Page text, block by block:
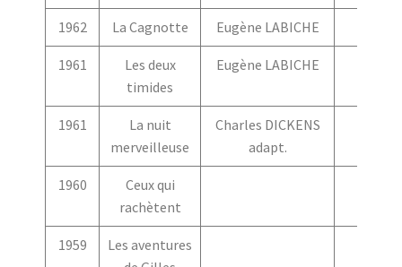
1962 La Cagnotte Eugène LABICHE
1961
Les deux
timides
Eugène LABICHE
1961
La nuit
merveilleuse
Charles DICKENS
adapt.
1960
Ceux qui
rachètent
1959
Les aventures